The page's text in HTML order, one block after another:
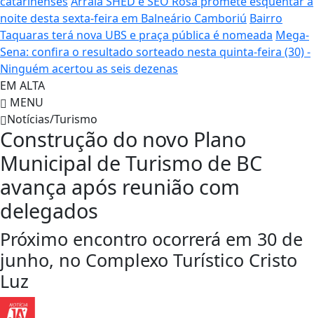
noite desta sexta-feira em Balneário Camboriú Bairro
Taquaras terá nova UBS e praça pública é nomeada Mega-
Sena: confira o resultado sorteado nesta quinta-feira (30) -
Ninguém acertou as seis dezenas
EM ALTA
MENU
Notícias/Turismo
Construção do novo Plano
Municipal de Turismo de BC
avança após reunião com
delegados
Próximo encontro ocorrerá em 30 de
junho, no Complexo Turístico Cristo
Luz